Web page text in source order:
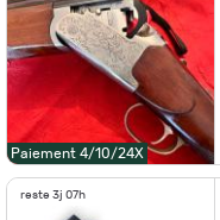
Paiement 4/10/24X
reste 3j 07h